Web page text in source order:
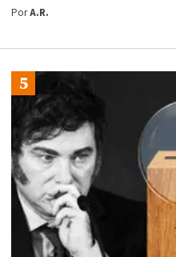
PorA.R.